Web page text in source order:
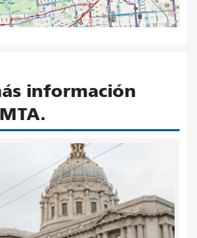
información